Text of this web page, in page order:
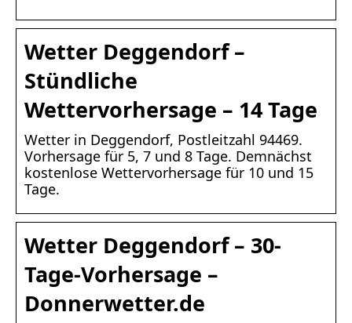
Wetter Deggendorf –
Stündliche
Wettervorhersage – 14 Tage
Wetter in Deggendorf, Postleitzahl 94469.
Vorhersage für 5, 7 und 8 Tage. Demnächst
kostenlose Wettervorhersage für 10 und 15
Tage.
Wetter Deggendorf – 30-
Tage-Vorhersage –
Donnerwetter.de